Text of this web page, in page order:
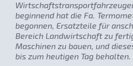
beginnend hat die Fa.
begonnen, Ersatzteile für
Bereich Landwirtschaft zu
Maschinen zu bauen, und
bis zum heutigen Tag behalten.